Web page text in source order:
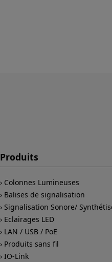
Produits
Colonnes Lumineuses
Balises de signalisation
Signalisation Sonore/
Eclairages LED
LAN / USB / PoE
Produits sans fil
IO-Link